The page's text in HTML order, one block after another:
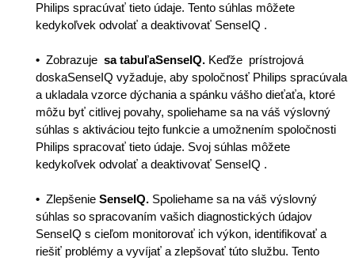
Philips spracúvať tieto údaje. Tento súhlas môžete
kedykoľvek odvolať a deaktivovať SenseIQ .
•Zobrazujesa tabuľaSenseIQ. Keďže prístrojová
doskaSenseIQ vyžaduje, aby spoločnosť Philips spracúvala
a ukladala vzorce dýchania a spánku vášho dieťaťa, ktoré
môžu byť citlivej povahy, spoliehame sa na váš výslovný
súhlas s aktiváciou tejto funkcie a umožnením spoločnosti
Philips spracovať tieto údaje. Svoj súhlas môžete
kedykoľvek odvolať a deaktivovať SenseIQ .
•ZlepšenieSenseIQ. Spoliehame sa na váš výslovný
súhlas so spracovaním vašich diagnostických údajov
SenseIQ s cieľom monitorovať ich výkon, identifikovať a
riešiť problémy a vyvíjať a zlepšovať túto službu. Tento